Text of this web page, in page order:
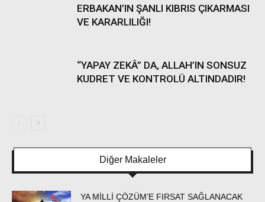
ERBAKAN’IN ŞANLI KIBRIS ÇIKARMASI
VE KARARLILIĞI!
“YAPAY ZEKÂ” DA, ALLAH’IN SONSUZ
KUDRET VE KONTROLÜ ALTINDADIR!
Diğer Makaleler
YA MİLLİ ÇÖZÜM’E FIRSAT SAĞLANACAK